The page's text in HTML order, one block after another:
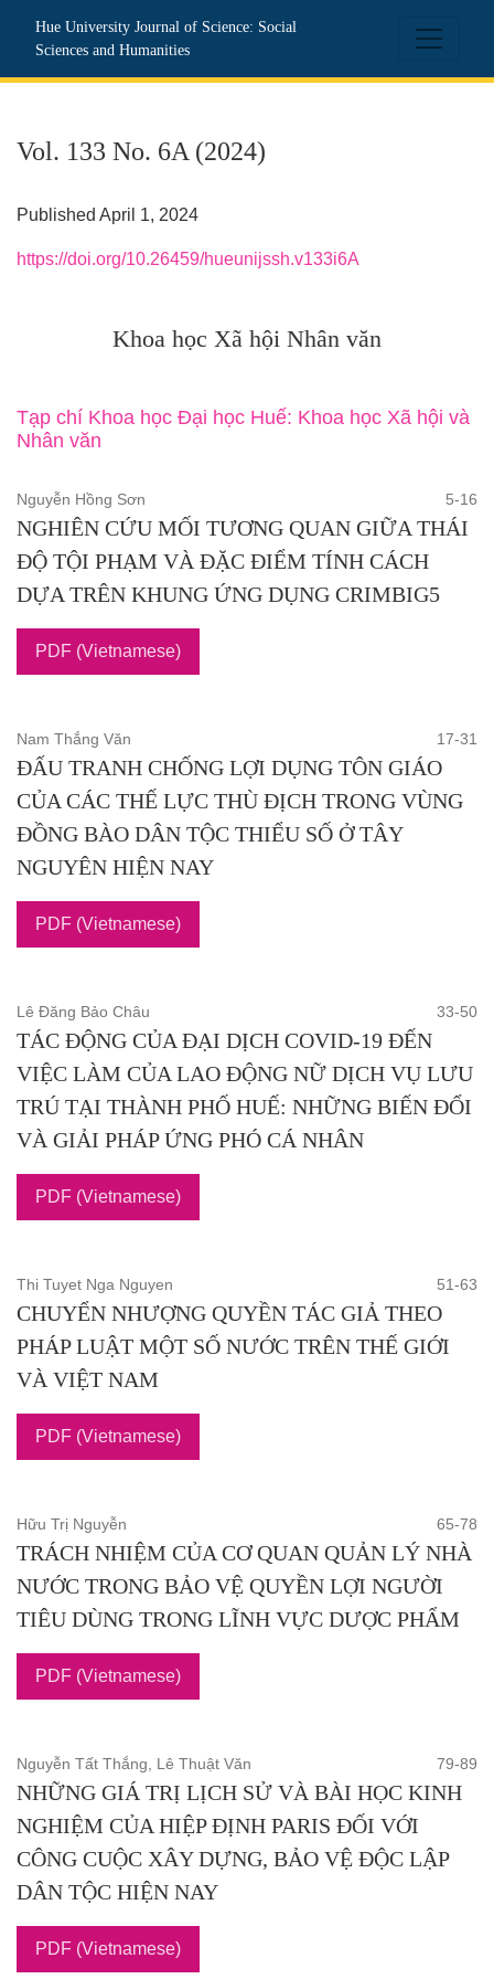
Hue University Journal of Science: Social
Sciences and Humanities
Vol. 133 No. 6A (2024)
Published April 1, 2024
https://doi.org/10.26459/hueunijssh.v133i6A
Khoa học Xã hội Nhân văn
Tạp chí Khoa học Đại học Huế: Khoa học Xã hội và
Nhân văn
Nguyễn Hồng Sơn 5-16
NGHIÊN CỨU MỐI TƯƠNG QUAN GIỮA THÁI
ĐỘ TỘI PHẠM VÀ ĐẶC ĐIỂM TÍNH CÁCH
DỰA TRÊN KHUNG ỨNG DỤNG CRIMBIG5
PDF (Vietnamese)
Nam Thắng Văn 17-31
ĐẤU TRANH CHỐNG LỢI DỤNG TÔN GIÁO
CỦA CÁC THẾ LỰC THÙ ĐỊCH TRONG VÙNG
ĐỒNG BÀO DÂN TỘC THIỂU SỐ Ở TÂY
NGUYÊN HIỆN NAY
PDF (Vietnamese)
Lê Đăng Bảo Châu 33-50
TÁC ĐỘNG CỦA ĐẠI DỊCH COVID-19 ĐẾN
VIỆC LÀM CỦA LAO ĐỘNG NỮ DỊCH VỤ LƯU
TRÚ TẠI THÀNH PHỐ HUẾ: NHỮNG BIẾN ĐỔI
VÀ GIẢI PHÁP ỨNG PHÓ CÁ NHÂN
PDF (Vietnamese)
Thi Tuyet Nga Nguyen 51-63
CHUYỂN NHƯỢNG QUYỀN TÁC GIẢ THEO
PHÁP LUẬT MỘT SỐ NƯỚC TRÊN THẾ GIỚI
VÀ VIỆT NAM
PDF (Vietnamese)
Hữu Trị Nguyễn 65-78
TRÁCH NHIỆM CỦA CƠ QUAN QUẢN LÝ NHÀ
NƯỚC TRONG BẢO VỆ QUYỀN LỢI NGƯỜI
TIÊU DÙNG TRONG LĨNH VỰC DƯỢC PHẨM
PDF (Vietnamese)
Nguyễn Tất Thắng, Lê Thuật Văn 79-89
NHỮNG GIÁ TRỊ LỊCH SỬ VÀ BÀI HỌC KINH
NGHIỆM CỦA HIỆP ĐỊNH PARIS ĐỐI VỚI
CÔNG CUỘC XÂY DỰNG, BẢO VỆ ĐỘC LẬP
DÂN TỘC HIỆN NAY
PDF (Vietnamese)